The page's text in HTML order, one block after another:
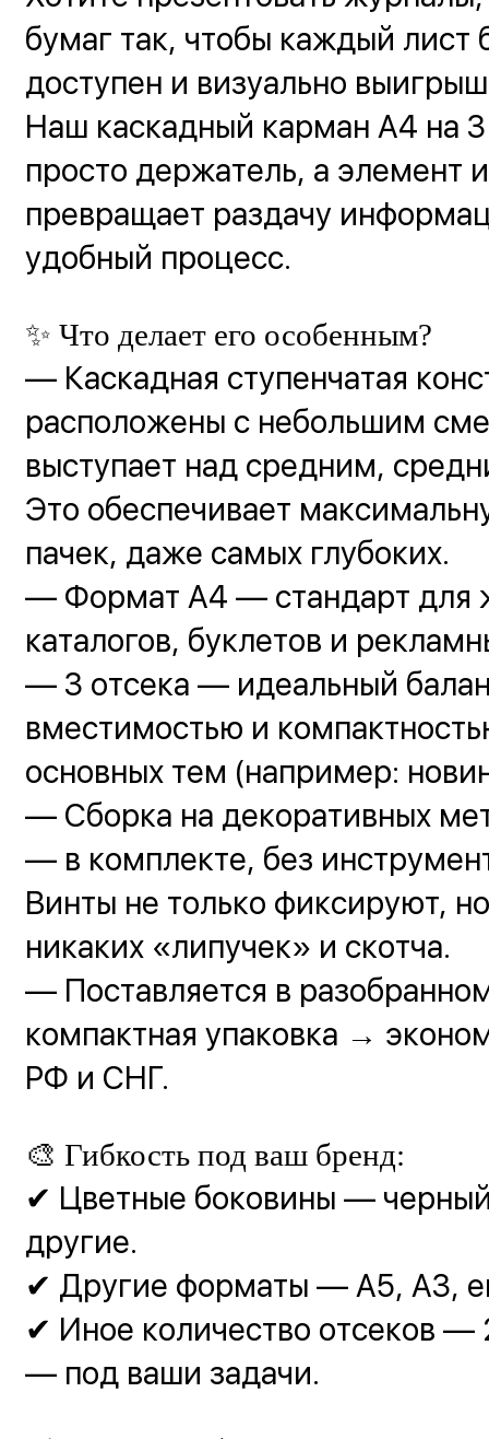
бумаг так, чтобы каждый лист
доступен и визуально
Наш каскадный карман А4 на
просто держатель, а элемент
превращает раздачу
удобный процесс.
✨ Что делает его особенным?
— Каскадная ступенчатая
расположены с небольшим
выступает над средним,
Это обеспечивает
пачек, даже самых глубоких.
— Формат А4 — стандарт для
каталогов, буклетов и
— 3 отсека — идеальный
вместимостью и
основных тем (например:
— Сборка на декоративных
— в комплекте, без
Винты не только фиксируют,
никаких «липучек» и скотча.
— Поставляется в
компактная упаковка →
РФ и СНГ.
🎨 Гибкость под ваш бренд:
✔ Цветные боковины —
другие.
✔ Другие форматы — А5, А3,
✔ Иное количество отсеков
— под ваши задачи.